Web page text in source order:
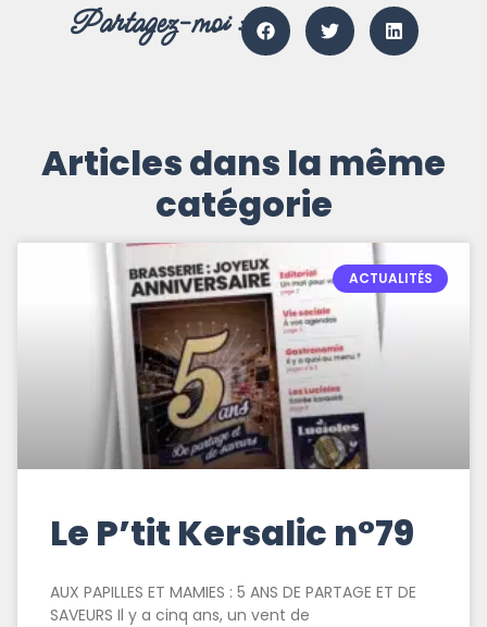
Partagez-moi :
Articles dans la même
catégorie
ACTUALITÉS
Le P’tit Kersalic n°79
AUX PAPILLES ET MAMIES : 5 ANS DE PARTAGE ET DE
SAVEURS Il y a cinq ans, un vent de